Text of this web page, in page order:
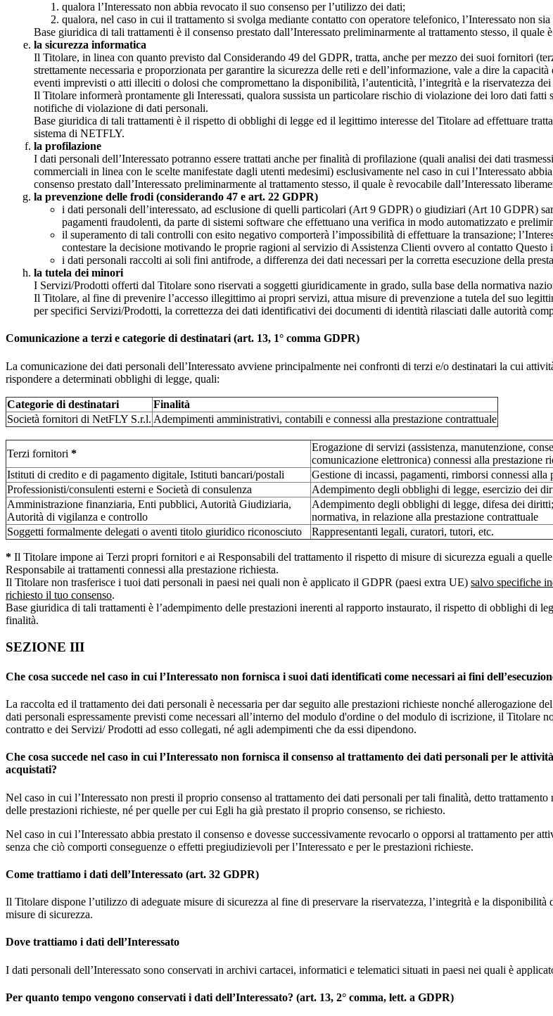
qualora l’Interessato non abbia revocato il suo consenso per l’utilizzo dei dati;
qualora, nel caso in cui il trattamento si svolga mediante contatto con operatore telefonico, l’Interessato non
Base giuridica di tali trattamenti è il consenso prestato dall’Interessato preliminarmente al trattamento stesso, il
la sicurezza informatica
Il Titolare, in linea con quanto previsto dal Considerando 49 del GDPR, tratta, anche per mezzo dei suoi fornitori
strettamente necessaria e proporzionata per garantire la sicurezza delle reti e dell’informazione, vale a dire la
eventi imprevisti o atti illeciti o dolosi che compromettano la disponibilità, l’autenticità, l’integrità e la riservatezza
Il Titolare informerà prontamente gli Interessati, qualora sussista un particolare rischio di violazione dei loro dati
notifiche di violazione di dati personali.
Base giuridica di tali trattamenti è il rispetto di obblighi di legge ed il legittimo interesse del Titolare ad effettuare
sistema di NETFLY.
la profilazione
I dati personali dell’Interessato potranno essere trattati anche per finalità di profilazione (quali analisi dei dati
commerciali in linea con le scelte manifestate dagli utenti medesimi) esclusivamente nel caso in cui l’Interessato
consenso prestato dall’Interessato preliminarmente al trattamento stesso, il quale è revocabile dall’Interessato
la prevenzione delle frodi (considerando 47 e art. 22 GDPR)
i dati personali dell’interessato, ad esclusione di quelli particolari (Art 9 GDPR) o giudiziari (Art 10 GDPR)
pagamenti fraudolenti, da parte di sistemi software che effettuano una verifica in modo automatizzato e
il superamento di tali controlli con esito negativo comporterà l’impossibilità di effettuare la transazione;
contestare la decisione motivando le proprie ragioni al servizio di Assistenza Clienti ovvero al contatto Questo
i dati personali raccolti ai soli fini antifrode, a differenza dei dati necessari per la corretta esecuzione della
la tutela dei minori
I Servizi/Prodotti offerti dal Titolare sono riservati a soggetti giuridicamente in grado, sulla base della normativa
Il Titolare, al fine di prevenire l’accesso illegittimo ai propri servizi, attua misure di prevenzione a tutela del suo
per specifici Servizi/Prodotti, la correttezza dei dati identificativi dei documenti di identità rilasciati dalle autorità
Comunicazione a terzi e categorie di destinatari (art. 13, 1° comma GDPR)
La comunicazione dei dati personali dell’Interessato avviene principalmente nei confronti di terzi e/o destinatari la cui
rispondere a determinati obblighi di legge, quali:
Categorie di destinatari
Finalità
Società fornitori di NetFLY S.r.l. Adempimenti amministrativi, contabili e connessi alla prestazione contrattuale
Terzi fornitori *
Erogazione di servizi (assistenza, manutenzione,
comunicazione elettronica) connessi alla prestazione
Istituti di credito e di pagamento digitale, Istituti bancari/postali
Gestione di incassi, pagamenti, rimborsi connessi alla
Professionisti/consulenti esterni e Società di consulenza
Adempimento degli obblighi di legge, esercizio dei
Amministrazione finanziaria, Enti pubblici, Autorità Giudiziaria,
Autorità di vigilanza e controllo
Adempimento degli obblighi di legge, difesa dei
normativa, in relazione alla prestazione contrattuale
Soggetti formalmente delegati o aventi titolo giuridico riconosciuto
Rappresentanti legali, curatori, tutori, etc.
* Il Titolare impone ai Terzi propri fornitori e ai Responsabili del trattamento il rispetto di misure di sicurezza eguali a
Responsabile ai trattamenti connessi alla prestazione richiesta.
Il Titolare non trasferisce i tuoi dati personali in paesi nei quali non è applicato il GDPR (paesi extra UE) salvo specifiche
richiesto il tuo consenso.
Base giuridica di tali trattamenti è l’adempimento delle prestazioni inerenti al rapporto instaurato, il rispetto di obblighi di
finalità.
SEZIONE III
Che cosa succede nel caso in cui l’Interessato non fornisca i suoi dati identificati come necessari ai fini
La raccolta ed il trattamento dei dati personali è necessaria per dar seguito alle prestazioni richieste nonché allerogazione
dati personali espressamente previsti come necessari all’interno del modulo d'ordine o del modulo di iscrizione, il Titolare
contratto e dei Servizi/ Prodotti ad esso collegati, né agli adempimenti che da essi dipendono.
Che cosa succede nel caso in cui l’Interessato non fornisca il consenso al trattamento dei dati personali per le
acquistati?
Nel caso in cui l’Interessato non presti il proprio consenso al trattamento dei dati personali per tali finalità, detto
delle prestazioni richieste, né per quelle per cui Egli ha già prestato il proprio consenso, se richiesto.
Nel caso in cui l’Interessato abbia prestato il consenso e dovesse successivamente revocarlo o opporsi al trattamento per
senza che ciò comporti conseguenze o effetti pregiudizievoli per l’Interessato e per le prestazioni richieste.
Come trattiamo i dati dell’Interessato (art. 32 GDPR)
Il Titolare dispone l’utilizzo di adeguate misure di sicurezza al fine di preservare la riservatezza, l’integrità e la
misure di sicurezza.
Dove trattiamo i dati dell’Interessato
I dati personali dell’Interessato sono conservati in archivi cartacei, informatici e telematici situati in paesi nei quali è
Per quanto tempo vengono conservati i dati dell’Interessato? (art. 13, 2° comma, lett. a GDPR)